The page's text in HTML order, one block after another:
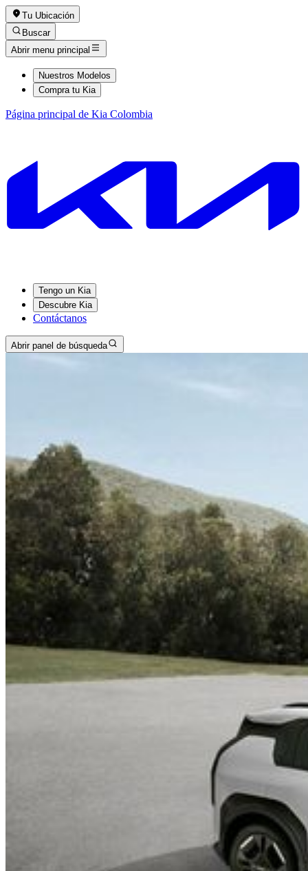
Tu Ubicación
Buscar
Abrir menu principal
Nuestros Modelos
Compra tu Kia
Página principal de Kia Colombia
Tengo un Kia
Descubre Kia
Contáctanos
Abrir panel de búsqueda